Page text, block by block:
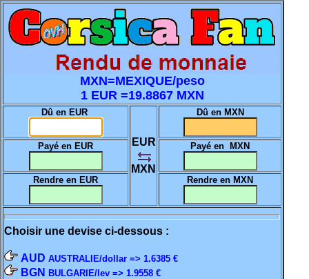
MXN=MEXIQUE/peso
1 EUR =19.8867 MXN
Dû en EUR
EUR
MXN
Dû en MXN
Payé en EUR Payé en MXN
Rendre en EUR Rendre en MXN
Choisir une devise ci-dessous :
AUD AUSTRALIE/dollar => 1.6385 €
BGN BULGARIE/lev => 1.9558 €